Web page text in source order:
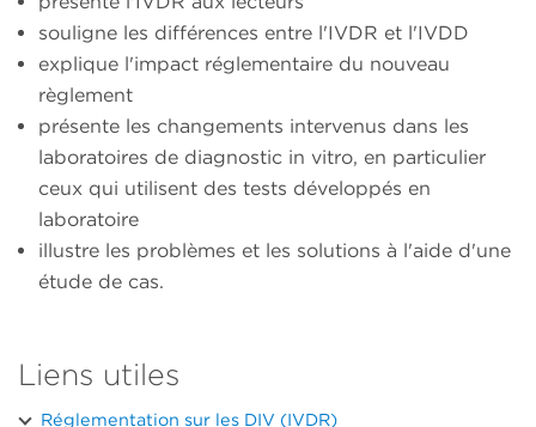
souligne les différences entre l'IVDR et l'IVDD
explique l'impact réglementaire du nouveau
règlement
présente les changements intervenus dans les
laboratoires de diagnostic in vitro, en particulier
ceux qui utilisent des tests développés en
laboratoire
illustre les problèmes et les solutions à l'aide d'une
étude de cas.
Liens utiles
Réglementation sur les DIV (IVDR)